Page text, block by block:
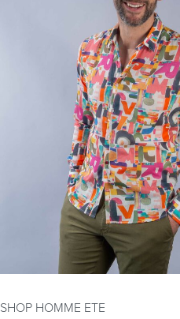
SHOP HOMME ETE